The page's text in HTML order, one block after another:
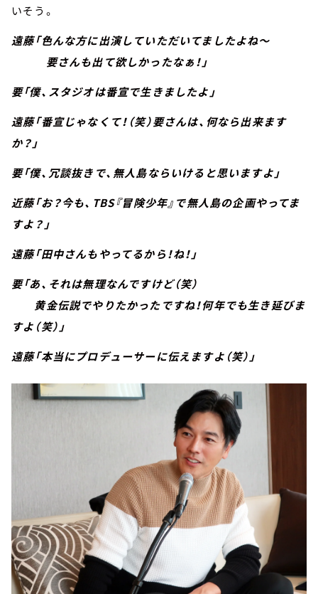
いそう。
遠藤「色んな方に出演していただいてましたよね～
要さんも出て欲しかったなぁ！」
要「僕、スタジオは番宣で生きましたよ」
遠藤「番宣じゃなくて！（笑）要さんは、何なら出来ます
か？」
要「僕、冗談抜きで、無人島ならいけると思いますよ」
近藤「お？今も、TBS『冒険少年』で無人島の企画やってま
すよ？」
遠藤「田中さんもやってるから！ね！」
要「あ、それは無理なんですけど（笑）
黄金伝説でやりたかったですね！何年でも生き延びま
すよ（笑）」
遠藤「本当にプロデューサーに伝えますよ（笑）」